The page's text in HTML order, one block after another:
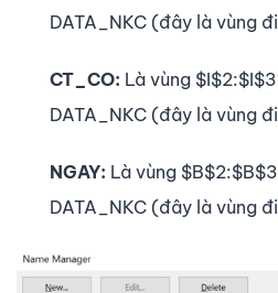
DATA_NKC (đây là vùng
CT_CO: Là vùng
DATA_NKC (đây là vùng
NGAY: Là vùng
DATA_NKC (đây là vùng